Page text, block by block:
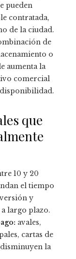
pueden
contratada,
de la ciudad.
de
o
aumenta la
comercial
que
10 y 20
el tiempo
y
largo plazo.
avales,
cartas de
la